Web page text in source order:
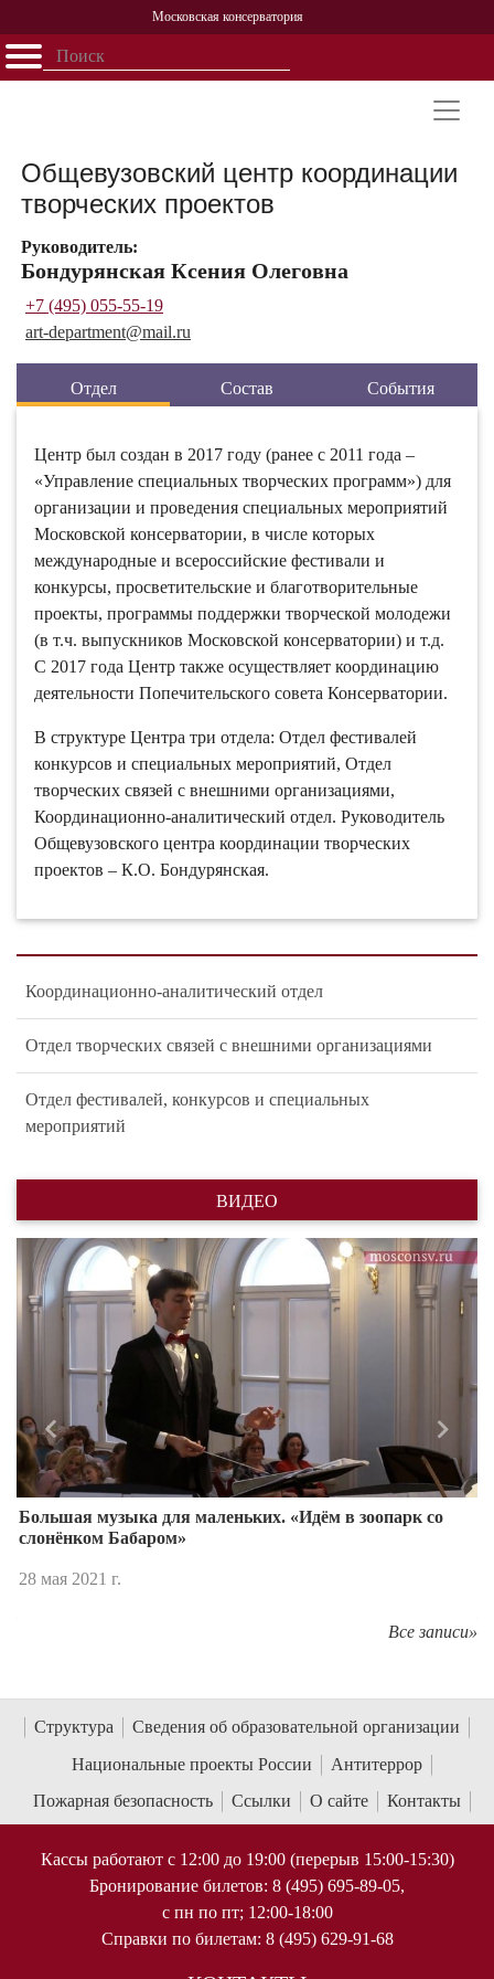
Московская консерватория
Открыть - закрыть
Персоналии
История
Координационно-аналитический отдел
Отдел творческих связей с внешними организациями
Отдел фестивалей, конкурсов и специальных
мероприятий
Общевузовский центр координации
творческих проектов
Руководитель:
Бондурянская Ксения Олеговна
+7 (495) 055-55-19
art-department@mail.ru
Отдел Состав События
Центр был создан в 2017 году (ранее с 2011 года ‒
«Управление специальных творческих программ») для
организации и проведения специальных мероприятий
Московской консерватории, в числе которых
международные и всероссийские фестивали и
конкурсы, просветительские и благотворительные
проекты, программы поддержки творческой молодежи
(в т.ч. выпускников Московской консерватории) и т.д.
С 2017 года Центр также осуществляет координацию
деятельности Попечительского совета Консерватории.
В структуре Центра три отдела: Отдел фестивалей
конкурсов и специальных мероприятий, Отдел
творческих связей с внешними организациями,
Координационно-аналитический отдел. Руководитель
Общевузовского центра координации творческих
проектов – К.О. Бондурянская.
ВИДЕО
Большая музыка для маленьких. «Идём в зоопарк со
слонёнком Бабаром»
28 мая 2021 г.
Назад
Все записи»
Структура
Сведения об образовательной организации
Национальные проекты России
Антитеррор
Пожарная безопасность
Ссылки О сайте Контакты
Кассы работают с 12:00 до 19:00 (перерыв 15:00-15:30)
Бронирование билетов: 8 (495) 695-89-05,
с пн по пт; 12:00-18:00
Справки по билетам: 8 (495) 629-91-68